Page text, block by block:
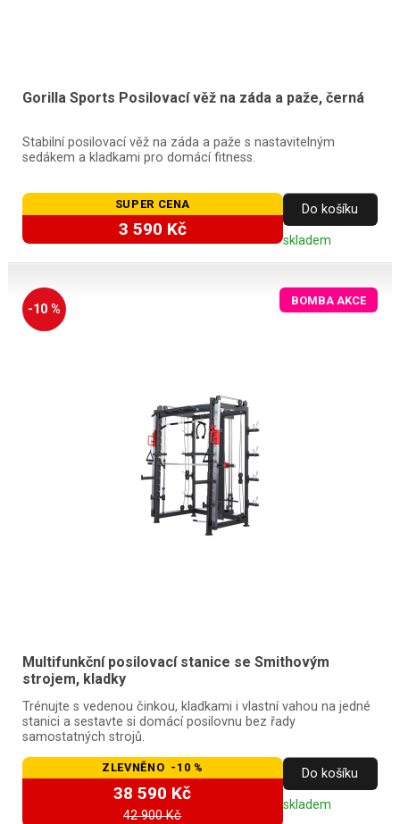
Gorilla Sports Posilovací věž na záda a paže, černá
Stabilní posilovací věž na záda a paže s nastavitelným
sedákem a kladkami pro domácí fitness.
SUPER CENA
3 590 Kč
Do košíku
skladem
-10 %
BOMBA AKCE
Multifunkční posilovací stanice se Smithovým
strojem, kladky
Trénujte s vedenou činkou, kladkami i vlastní vahou na jedné
stanici a sestavte si domácí posilovnu bez řady
samostatných strojů.
ZLEVNĚNO -10 %
38 590 Kč
42 900 Kč
Do košíku
skladem